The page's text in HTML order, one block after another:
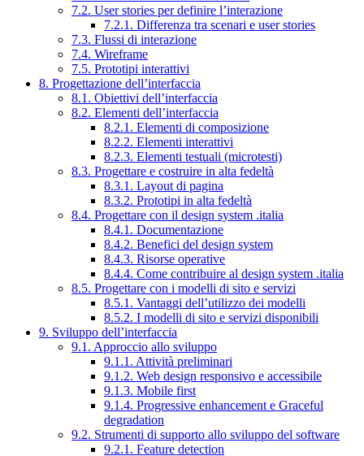
7.2. User stories per definire l’interazione
7.2.1. Differenza tra scenari e user stories
7.3. Flussi di interazione
7.4. Wireframe
7.5. Prototipi interattivi
8. Progettazione dell’interfaccia
8.1. Obiettivi dell’interfaccia
8.2. Elementi dell’interfaccia
8.2.1. Elementi di composizione
8.2.2. Elementi interattivi
8.2.3. Elementi testuali (microtesti)
8.3. Progettare e costruire in alta fedeltà
8.3.1. Layout di pagina
8.3.2. Prototipi in alta fedeltà
8.4. Progettare con il design system .italia
8.4.1. Documentazione
8.4.2. Benefici del design system
8.4.3. Risorse operative
8.4.4. Come contribuire al design system .italia
8.5. Progettare con i modelli di sito e servizi
8.5.1. Vantaggi dell’utilizzo dei modelli
8.5.2. I modelli di sito e servizi disponibili
9. Sviluppo dell’interfaccia
9.1. Approccio allo sviluppo
9.1.1. Attività preliminari
9.1.2. Web design responsivo e accessibile
9.1.3. Mobile first
9.1.4. Progressive enhancement e Graceful
degradation
9.2. Strumenti di supporto allo sviluppo del software
9.2.1. Feature detection